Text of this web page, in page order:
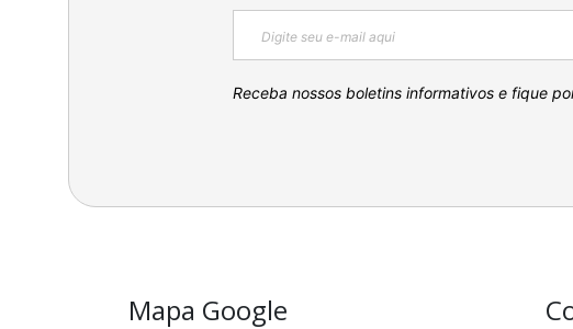
Receba nossos boletins informativos e fique
Mapa Google